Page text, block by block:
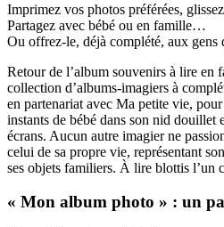
Imprimez vos photos préférées,
Partagez avec bébé ou en famille…
Ou offrez-le, déjà complété, aux gens
Retour de l’album souvenirs à lire en
collection d’albums-imagiers à
en partenariat avec Ma petite vie,
instants de bébé dans son nid douillet
écrans. Aucun autre imagier ne
celui de sa propre vie, représentant
ses objets familiers. À lire blottis l’un
« Mon album photo » : un